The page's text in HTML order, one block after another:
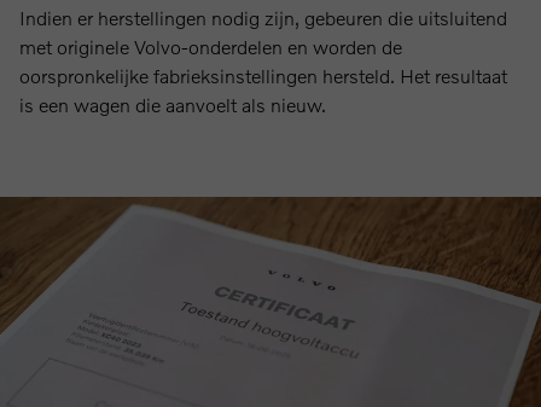
Indien er herstellingen nodig zijn, gebeuren die uitsluitend
met originele Volvo-onderdelen en worden de
oorspronkelijke fabrieksinstellingen hersteld. Het resultaat
is een wagen die aanvoelt als nieuw.